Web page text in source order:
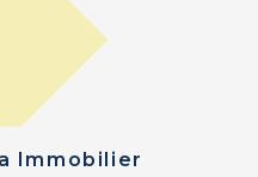
Immobilier